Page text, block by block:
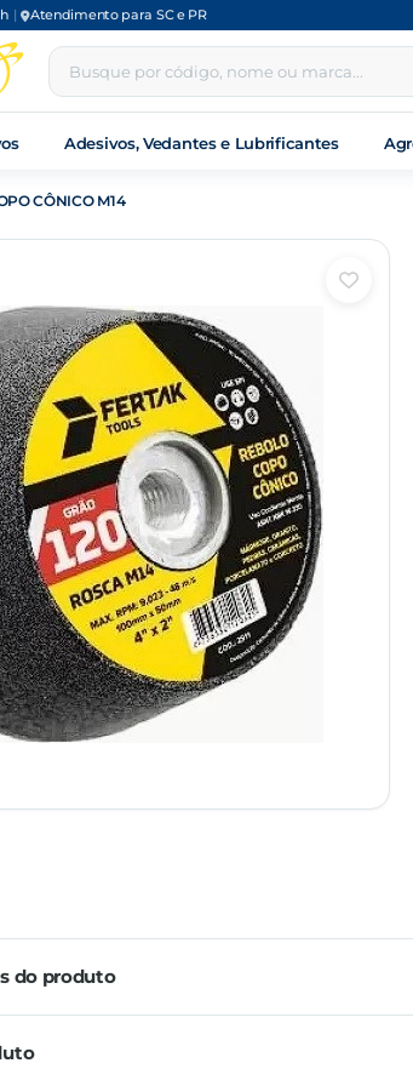
| Atendimento para SC e PR
Adesivos, Vedantes e Lubrificantes
CÔNICO M14
do produto
polir e ajustar cortes em porcelanatos,